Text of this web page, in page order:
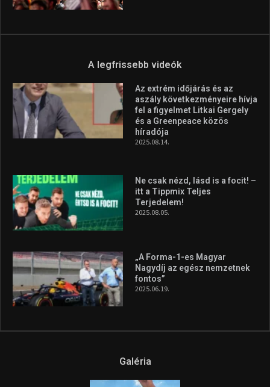
A legfrissebb videók
Az extrém időjárás és az
aszály következményeire hívja
fel a figyelmet Litkai Gergely
és a Greenpeace közös
híradója
2025.08.14.
Ne csak nézd, lásd is a focit! –
itt a Tippmix Teljes
Terjedelem!
2025.08.05.
„A Forma-1-es Magyar
Nagydíj az egész nemzetnek
fontos”
2025.06.19.
Galéria